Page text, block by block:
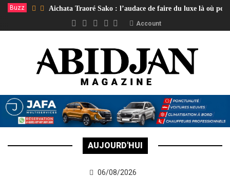
Buzz Aichata Traoré Sako : l’audace de faire du luxe là où
Account
AUJOURD'HUI
06/08/2026